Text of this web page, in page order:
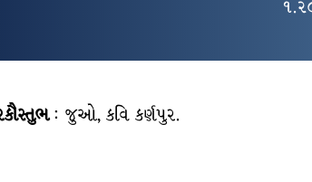
: જુઓ, કવિ કર્ણપુર.